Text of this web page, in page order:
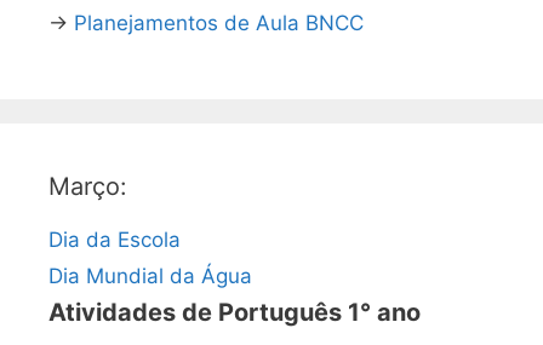
→ Planejamentos de Aula BNCC
Março:
Dia da Escola
Dia Mundial da Água
Atividades de Português 1° ano